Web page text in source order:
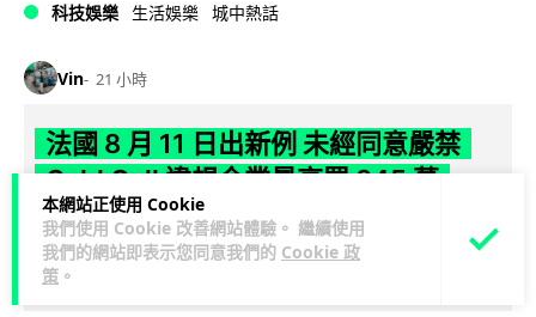
本網站正使用 Cookie
我們使用 Cookie 改善網站體驗。 繼續使用
我們的網站即表示您同意我們的 Cookie 政
策 。
科技娛樂 生活娛樂 城中熱話
Vin 21 小時
法國 8 月 11 日出新例 未經同意嚴禁
Cold Call 違規企業最高罰 345 萬
法國將於 8 月 11 日起實施新例，全面禁止企業未經消費者同意
致電推銷，由「opt-out」拒接登記制轉為「opt-in」先徵同意
機制。違...